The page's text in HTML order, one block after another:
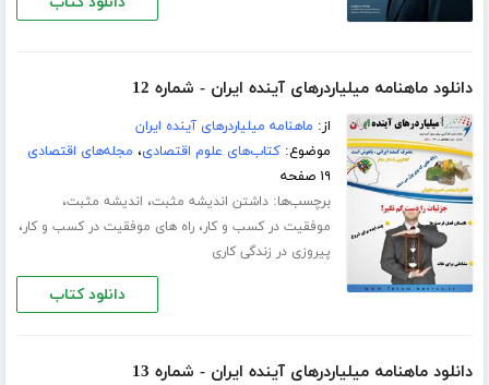
دانلود ماهنامه میلیاردرهای آینده ایران - شماره 12
از: ماهنامه میلیاردرهای آینده ایران
موضوع:کتاب‌های علوم اقتصادی، مجله‌های اقتصادی
۱۹ صفحه
برچسب‌ها:داشتن اندیشه مثبت، اندیشه مثبت،
موفقیت در کسب و کار،راه های موفقیت در کسب و کار،
پیروزی در زندگی کاری
دانلود کتاب
دانلود ماهنامه میلیاردرهای آینده ایران - شماره 13